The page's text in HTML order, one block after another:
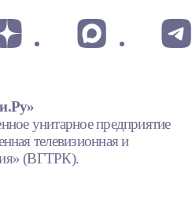
унитарное предприятие
телевизионная и
(ВГТРК).